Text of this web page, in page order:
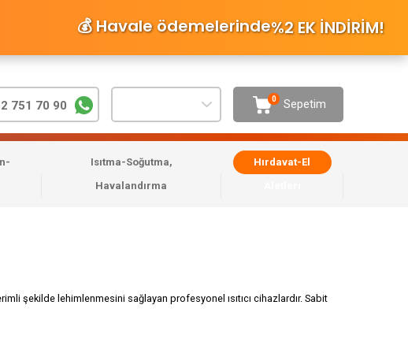
💰 Havale ödemelerinde%2 EK İNDİRİM!
Sepetim
0
751 70 90
Isıtma-Soğutma,
Havalandırma
Hırdavat-El
şekilde lehimlenmesini sağlayan profesyonel ısıtıcı cihazlardır. Sabit